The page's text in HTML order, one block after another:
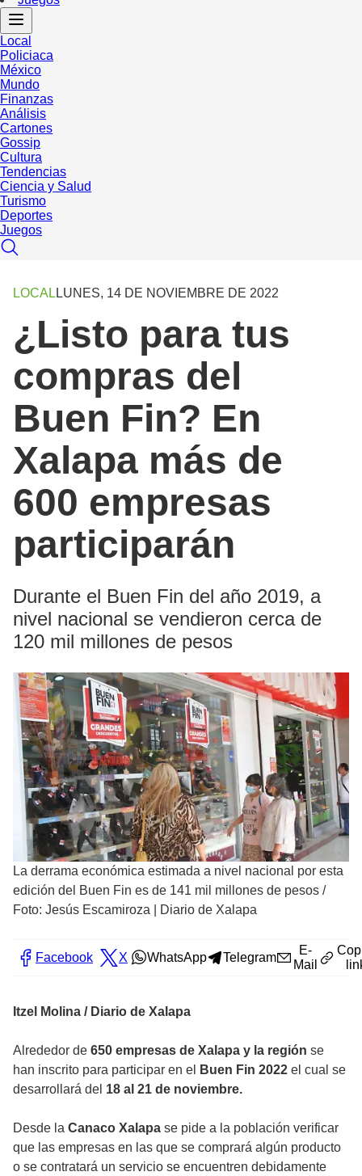
Local
Policiaca
México
Mundo
Finanzas
Análisis
Cartones
Gossip
Cultura
Tendencias
Ciencia y Salud
Turismo
Deportes
Juegos
LOCAL LUNES, 14 DE NOVIEMBRE DE 2022
¿Listo para tus
compras del
Buen Fin? En
Xalapa más de
600 empresas
participarán
Durante el Buen Fin del año 2019, a
nivel nacional se vendieron cerca de
120 mil millones de pesos
La derrama económica estimada a nivel nacional por esta
edición del Buen Fin es de 141 mil millones de pesos /
Foto: Jesús Escamiroza | Diario de Xalapa
Facebook X WhatsApp Telegram
E-
Mail
Itzel Molina / Diario de Xalapa
Alrededor de 650 empresas de Xalapa y la región se
han inscrito para participar en el
Buen Fin 2022 el cual se
desarrollará del 18 al 21 de noviembre.
Desde la Canaco Xalapa se pide a la población verificar
que las empresas en las que se comprará algún producto
o se contratará un servicio se encuentren debidamente